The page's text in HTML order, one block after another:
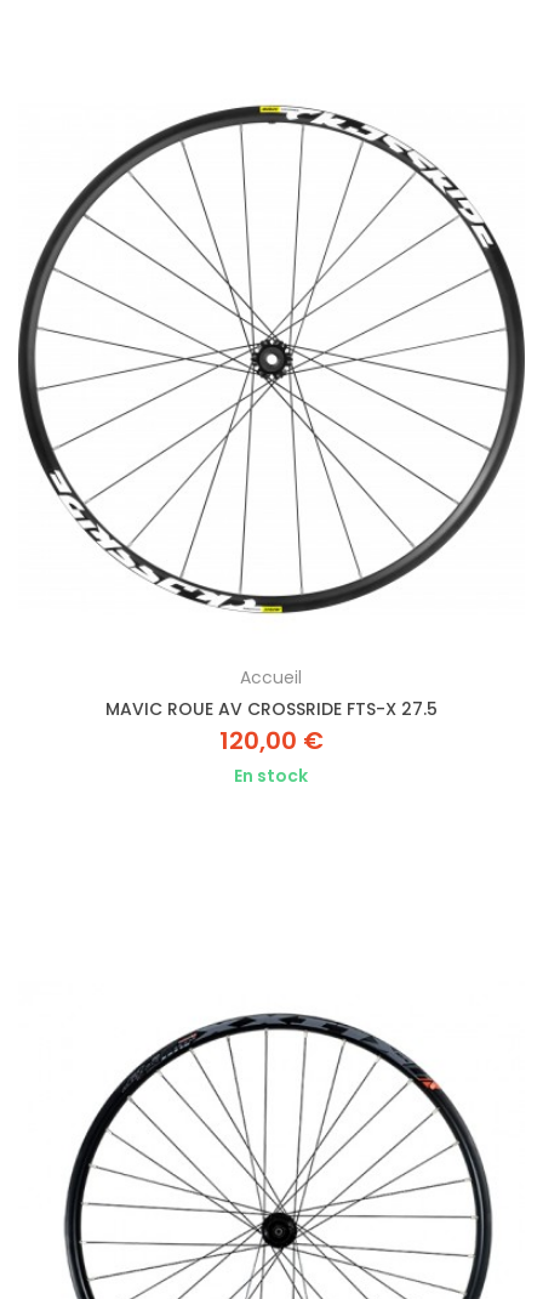
Accueil
MAVIC ROUE AV CROSSRIDE FTS-X 27.5
120,00 €
En stock